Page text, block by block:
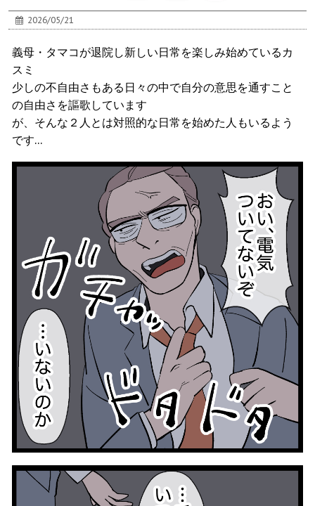
2026/05/21
義母・タマコが退院し新しい日常を楽しみ始めているカ
スミ
少しの不自由さもある日々の中で自分の意思を通すこと
の自由さを謳歌しています
が、そんな２人とは対照的な日常を始めた人もいるよう
です…